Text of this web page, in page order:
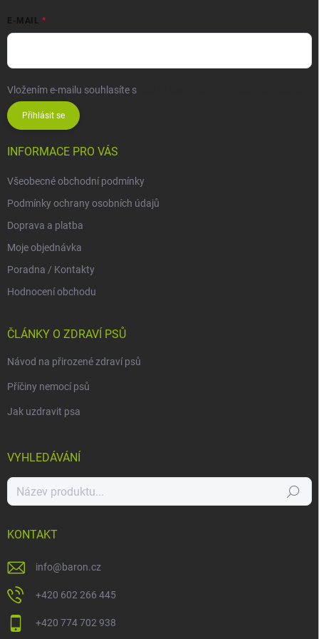
E-MAIL
Vložením e-mailu souhlasíte s
Přihlásit se
INFORMACE PRO VÁS
Všeobecné obchodní podmínky
Podmínky ochrany osobních údajů
Doprava a platba
Moje objednávka
Poradna / Kontakty
Hodnocení obchodu
ČLÁNKY O ZDRAVÍ PSŮ
Návod na přirozené zdraví psů
Příčiny nemocí psů
Jak uzdravit psa
VYHLEDÁVÁNÍ
Hledat
KONTAKT
info@baron.cz
+420 602 266 445
+420 774 702 938